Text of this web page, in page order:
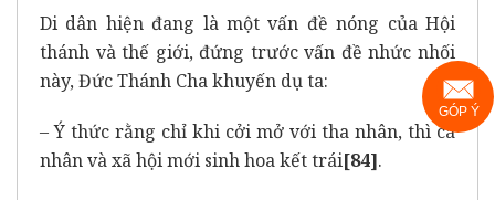
Di dân hiện đang là một vấn đề nóng của Hội
thánh và thế giới, đứng trước vấn đề nhức nhối
này, Đức Thánh Cha khuyến dụ ta:
– Ý thức rằng chỉ khi cởi mở với tha nhân, thì cá
nhân và xã hội mới sinh hoa kết trái[84].
GÓP Ý